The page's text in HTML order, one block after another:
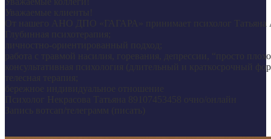
От нашего АНО ДПО «ГАГАРА» принимает психолог Татьяна
работа с травмой насилия, горевания, депрессии, “просто
консультативная психология (длительный и краткосрочный